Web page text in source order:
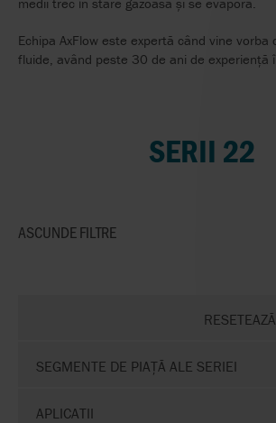
Echipa AxFlow este expertă când vine vorba
fluide, având peste 30 de ani de experiență
SERII 22
ASCUNDEFILTRE
SEGMENTE DE PIAȚĂ ALE SERIEI
APLICATII